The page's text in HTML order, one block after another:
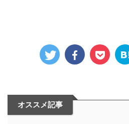
オススメ記事